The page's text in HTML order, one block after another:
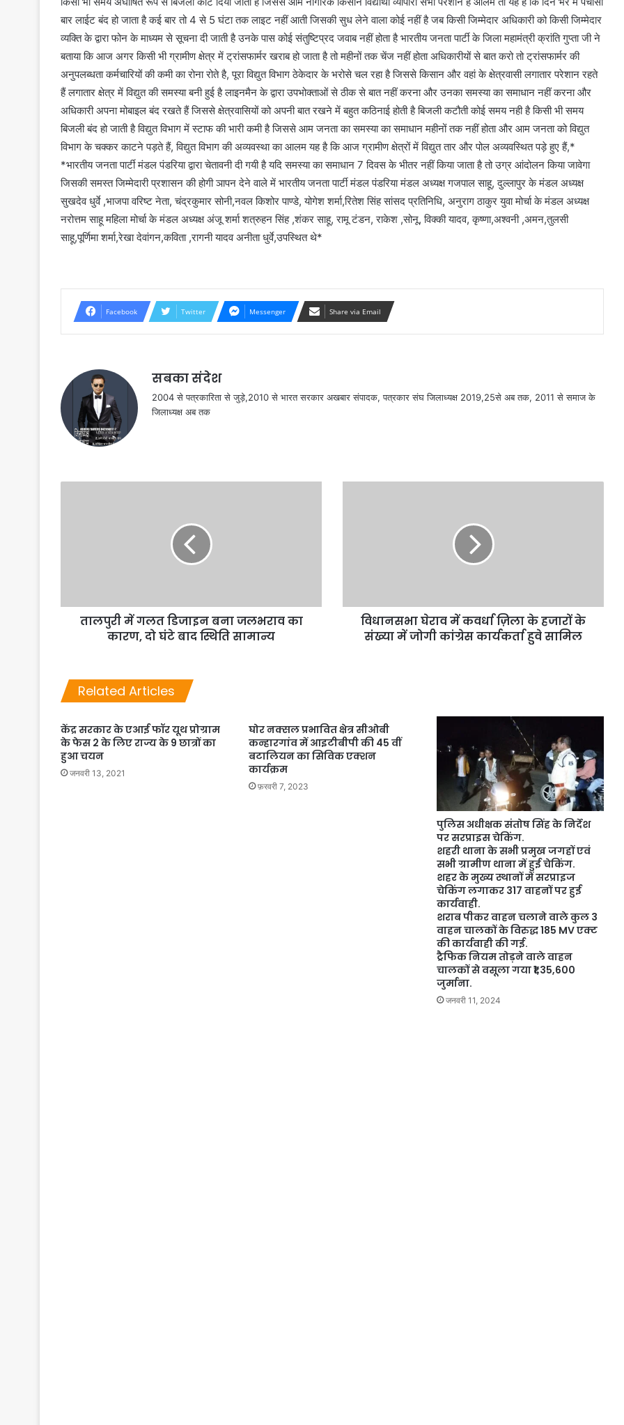
बार लाईट बंद हो जाता है कई बार तो 4 से 5 घंटा तक लाइट नहीं आती जिसकी सुध लेने वाला कोई नहीं है जब किसी जिम्मेदार अधिकारी को किसी जिम्मेदार
व्यक्ति के द्वारा फोन के माध्यम से सूचना दी जाती है उनके पास कोई संतुष्टिप्रद जवाब नहीं होता है भारतीय जनता पार्टी के जिला महामंत्री क्रांति गुप्ता जी ने
बताया कि आज अगर किसी भी ग्रामीण क्षेत्र में ट्रांसफार्मर खराब हो जाता है तो महीनों तक चेंज नहीं होता अधिकारीयों से बात करो तो ट्रांसफार्मर की
अनुपलब्धता कर्मचारियों की कमी का रोना रोते है, पूरा विद्युत विभाग ठेकेदार के भरोसे चल रहा है जिससे किसान और वहां के क्षेत्रवासी लगातार परेशान रहते
हैं लगातार क्षेत्र में विद्युत की समस्या बनी हुई है लाइनमैन के द्वारा उपभोक्ताओं से ठीक से बात नहीं करना और उनका समस्या का समाधान नहीं करना और
अधिकारी अपना मोबाइल बंद रखते हैं जिससे क्षेत्रवासियों को अपनी बात रखने में बहुत कठिनाई होती है बिजली कटौती कोई समय नही है किसी भी समय
बिजली बंद हो जाती है विद्युत विभाग में स्टाफ की भारी कमी है जिससे आम जनता का समस्या का समाधान महीनों तक नहीं होता और आम जनता को विद्युत
विभाग के चक्कर काटने पड़ते हैं, विद्युत विभाग की अव्यवस्था का आलम यह है कि आज ग्रामीण क्षेत्रों में विद्युत तार और पोल अव्यवस्थित पड़े हुए हैं,*
*भारतीय जनता पार्टी मंडल पंडरिया द्वारा चेतावनी दी गयी है यदि समस्या का समाधान 7 दिवस के भीतर नहीं किया जाता है तो उग्र आंदोलन किया जावेगा
जिसकी समस्त जिम्मेदारी प्रशासन की होगी ञापन देने वाले में भारतीय जनता पार्टी मंडल पंडरिया मंडल अध्यक्ष गजपाल साहू, दुल्लापुर के मंडल अध्यक्ष
सुखदेव धुर्वे ,भाजपा वरिष्ट नेता, चंद्रकुमार सोनी,नवल किशोर पाण्डे, योगेश शर्मा,रितेश सिंह सांसद प्रतिनिधि, अनुराग ठाकुर युवा मोर्चा के मंडल अध्यक्ष
नरोत्तम साहू महिला मोर्चा के मंडल अध्यक्ष अंजू शर्मा शत्रुहन सिंह ,शंकर साहू, रामू टंडन, राकेश ,सोनू, विक्की यादव, कृष्णा,अश्वनी ,अमन,तुलसी
साहू,पूर्णिमा शर्मा,रेखा देवांगन,कविता ,रागनी यादव अनीता धुर्वे,उपस्थित थे*
Facebook Twitter Messenger Share via Email
सबका संदेश
2004 से पत्रकारिता से जुड़े,2010 से भारत सरकार अखबार संपादक, पत्रकार संघ जिलाध्यक्ष 2019,25से अब तक, 2011 से समाज के
जिलाध्यक्ष अब तक
तालपुरी में गलत डिजाइन बना जलभराव का
कारण, दो घंटे बाद स्थिति सामान्य
विधानसभा घेराव में कवर्धा ज़िला के हजारों के
संख्या में जोगी कांग्रेस कार्यकर्ता हुवे सामिल
Related Articles
केंद्र सरकार के एआई फॉर यूथ प्रोग्राम
के फेस 2 के लिए राज्य के 9 छात्रों का
हुआ चयन
जनवरी 13, 2021
घोर नक्सल प्रभावित क्षेत्र सीओबी
कन्हारगांव में आइटीबीपी की 45 वीं
बटालियन का सिविक एक्शन
कार्यक्रम
फ़रवरी 7, 2023
पुलिस अधीक्षक संतोष सिंह के निर्देश
पर सरप्राइस चेकिंग.
शहरी थाना के सभी प्रमुख जगहों एवं
सभी ग्रामीण थाना में हुई चेकिंग.
शहर के मुख्य स्थानों में सरप्राइज
चेकिंग लगाकर 317 वाहनों पर हुई
कार्यवाही.
शराब पीकर वाहन चलाने वाले कुल 3
वाहन चालकों के विरुद्ध 185 MV एक्ट
की कार्यवाही की गई.
ट्रैफिक नियम तोड़ने वाले वाहन
चालकों से वसूला गया ₹1,35,600
जुर्माना.
जनवरी 11, 2024